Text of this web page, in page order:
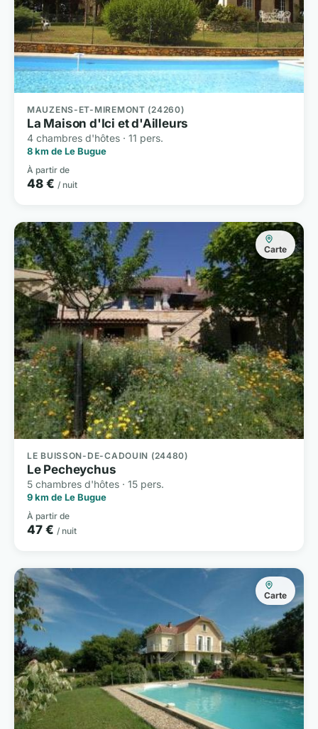
MAUZENS-ET-MIREMONT (24260)
La Maison d'Ici et d'Ailleurs
4 chambres d'hôtes · 11 pers.
8 km de Le Bugue
À partir de
48 € / nuit
Carte
LE BUISSON-DE-CADOUIN (24480)
Le Pecheychus
5 chambres d'hôtes · 15 pers.
9 km de Le Bugue
À partir de
47 € / nuit
Carte